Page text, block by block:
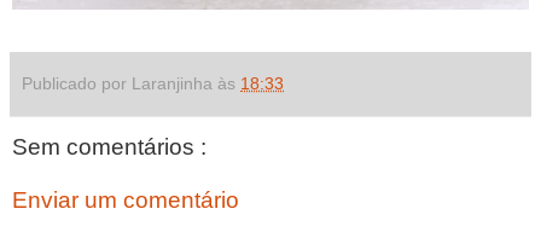
Publicado por Laranjinha às 18:33
Sem comentários :
Enviar um comentário